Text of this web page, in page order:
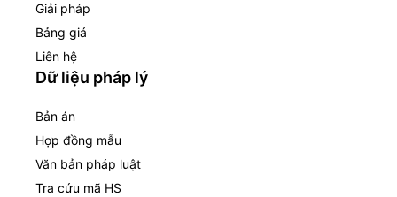
Giải pháp
Bảng giá
Liên hệ
Dữ liệu pháp lý
Bản án
Hợp đồng mẫu
Văn bản pháp luật
Tra cứu mã HS